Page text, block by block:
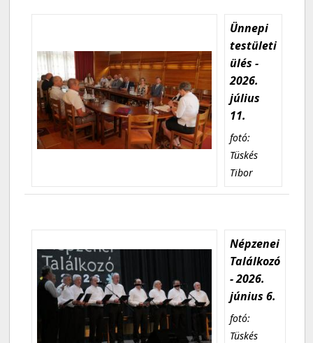
Ünnepi
testületi
ülés -
2026.
július
11.
fotó:
Tüskés
Tibor
Népzenei
Találkozó
- 2026.
június 6.
fotó:
Tüskés